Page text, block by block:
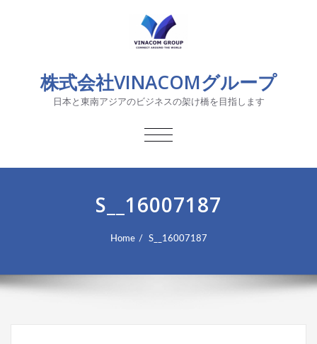
株式会社VINACOMグループ
日本と東南アジアのビジネスの架け橋を目指します
TOGGLE
S__16007187
Home S__16007187